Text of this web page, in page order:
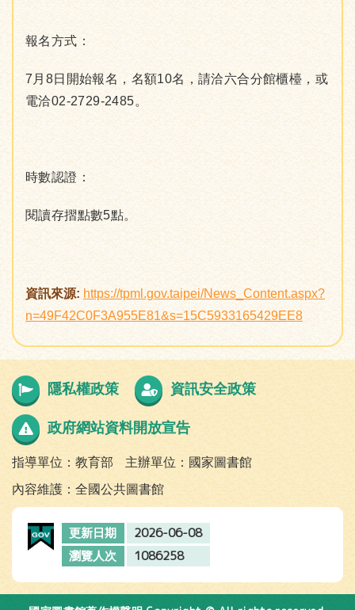
報名方式：
7月8日開始報名，名額10名，請洽六合分館櫃檯，或
電洽02-2729-2485。
時數認證：
閱讀存摺點數5點。
資訊來源: https://tpml.gov.taipei/News_Content.aspx?
n=49F42C0F3A955E81&s=15C5933165429EE8
隱私權政策 資訊安全政策
政府網站資料開放宣告
指導單位：教育部
主辦單位：國家圖書館
內容維護：全國公共圖書館
更新日期 2026-06-08
瀏覽人次 1086258